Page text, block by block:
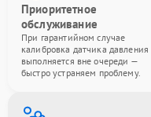
Приоритетное
обслуживание
При гарантийном случае
калибровка датчика давления
выполняется вне очереди —
быстро устраняем проблему.